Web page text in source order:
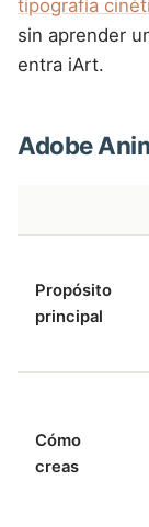
tipografía
sin aprender
entra iArt.
Adobe
Propósito
principal
Cómo
creas